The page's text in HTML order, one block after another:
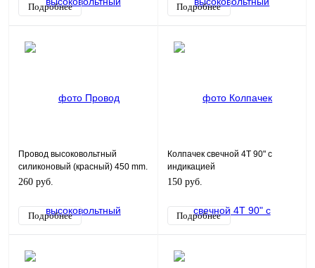
Подробнее Подробнее
Провод высоковольтный
силиконовый (красный) 450 mm.
260 руб.
Подробнее
Колпачек свечной 4Т 90" с
индикацией
150 руб.
Подробнее